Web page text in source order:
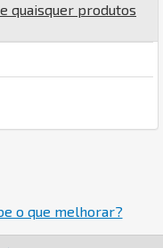
quaisquer produtos
o que melhorar?